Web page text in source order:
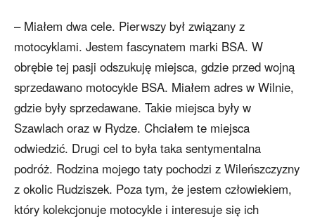
– Miałem dwa cele. Pierwszy był związany z
motocyklami. Jestem fascynatem marki BSA. W
obrębie tej pasji odszukuję miejsca, gdzie przed wojną
sprzedawano motocykle BSA. Miałem adres w Wilnie,
gdzie były sprzedawane. Takie miejsca były w
Szawlach oraz w Rydze. Chciałem te miejsca
odwiedzić. Drugi cel to była taka sentymentalna
podróż. Rodzina mojego taty pochodzi z Wileńszczyzny
z okolic Rudziszek. Poza tym, że jestem człowiekiem,
który kolekcjonuje motocykle i interesuje się ich